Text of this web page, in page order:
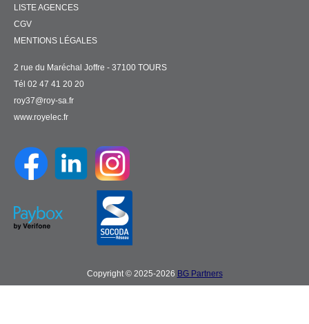
LISTE AGENCES
CGV
MENTIONS LÉGALES
2 rue du Maréchal Joffre - 37100 TOURS
Tél 02 47 41 20 20
roy37@roy-sa.fr
www.royelec.fr
Copyright © 2025-2026 BG Partners